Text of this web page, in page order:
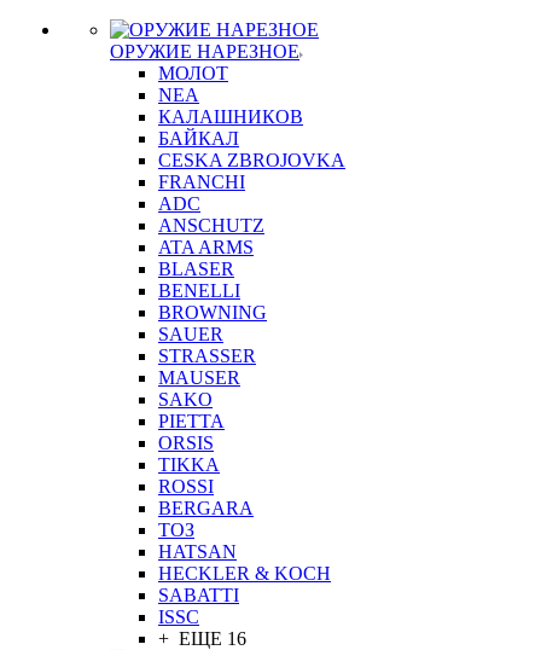
ОРУЖИЕ НАРЕЗНОЕ
МОЛОТ
NEA
КАЛАШНИКОВ
БАЙКАЛ
CESKA ZBROJOVKA
FRANCHI
ADC
ANSCHUTZ
ATA ARMS
BLASER
BENELLI
BROWNING
SAUER
STRASSER
MAUSER
SAKO
PIETTA
ORSIS
TIKKA
ROSSI
BERGARA
ТОЗ
HATSAN
HECKLER & KOCH
SABATTI
ISSC
+ ЕЩЕ 16